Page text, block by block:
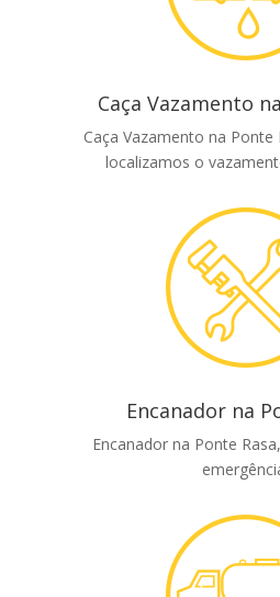
Caça Vazamento
Caça Vazamento na Ponte
localizamos o
Encanador na
Encanador na Ponte